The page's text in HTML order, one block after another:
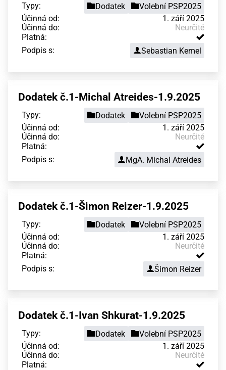
Typy: Dodatek
Volební PSP2025
Účinná od:
1. září 2025
Účinná do:
Neurčité
Platná:
Podpis s:
Sebastian Kemel
Dodatek č.1-Michal Atreides-1.9.2025
Typy: Dodatek
Volební PSP2025
Účinná od:
1. září 2025
Účinná do:
Neurčité
Platná:
Podpis s:
MgA. Michal Atreides
Dodatek č.1-Šimon Reizer-1.9.2025
Typy: Dodatek
Volební PSP2025
Účinná od:
1. září 2025
Účinná do:
Neurčité
Platná:
Podpis s:
Šimon Reizer
Dodatek č.1-Ivan Shkurat-1.9.2025
Typy: Dodatek
Volební PSP2025
Účinná od:
1. září 2025
Účinná do:
Neurčité
Platná: